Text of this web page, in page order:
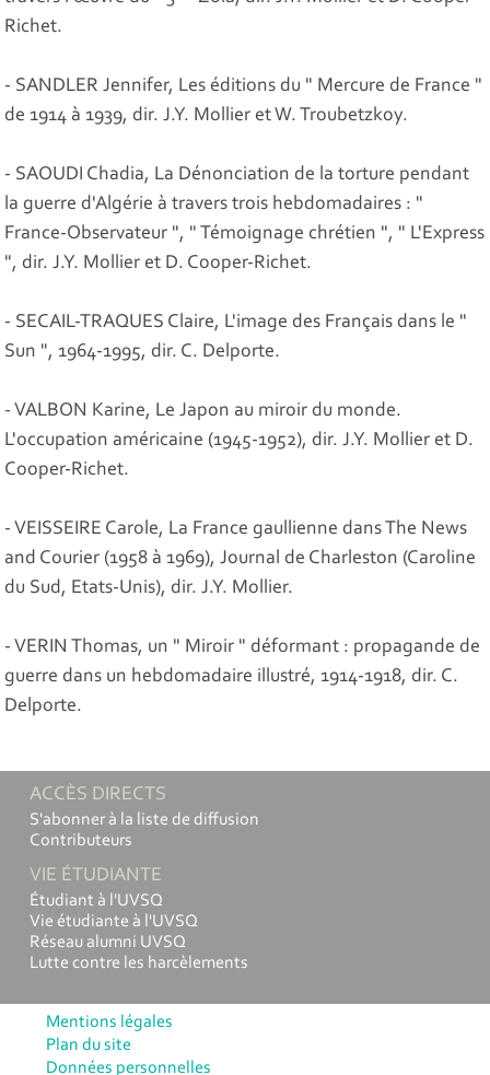
Richet.
- SANDLER Jennifer, Les éditions du " Mercure de France "
de 1914 à 1939, dir. J.Y. Mollier et W. Troubetzkoy.
- SAOUDI Chadia, La Dénonciation de la torture pendant
la guerre d'Algérie à travers trois hebdomadaires : "
France-Observateur ", " Témoignage chrétien ", " L'Express
", dir. J.Y. Mollier et D. Cooper-Richet.
- SECAIL-TRAQUES Claire, L'image des Français dans le "
Sun ", 1964-1995, dir. C. Delporte.
- VALBON Karine, Le Japon au miroir du monde.
L'occupation américaine (1945-1952), dir. J.Y. Mollier et D.
Cooper-Richet.
- VEISSEIRE Carole, La France gaullienne dans The News
and Courier (1958 à 1969), Journal de Charleston (Caroline
du Sud, Etats-Unis), dir. J.Y. Mollier.
- VERIN Thomas, un " Miroir " déformant : propagande de
guerre dans un hebdomadaire illustré, 1914-1918, dir. C.
Delporte.
ACCÈS DIRECTS
S'abonner à la liste de diffusion
Contributeurs
VIE ÉTUDIANTE
Étudiant à l'UVSQ
Vie étudiante à l'UVSQ
Réseau alumni UVSQ
Lutte contre les harcèlements
Mentions légales
Plan du site
Données personnelles